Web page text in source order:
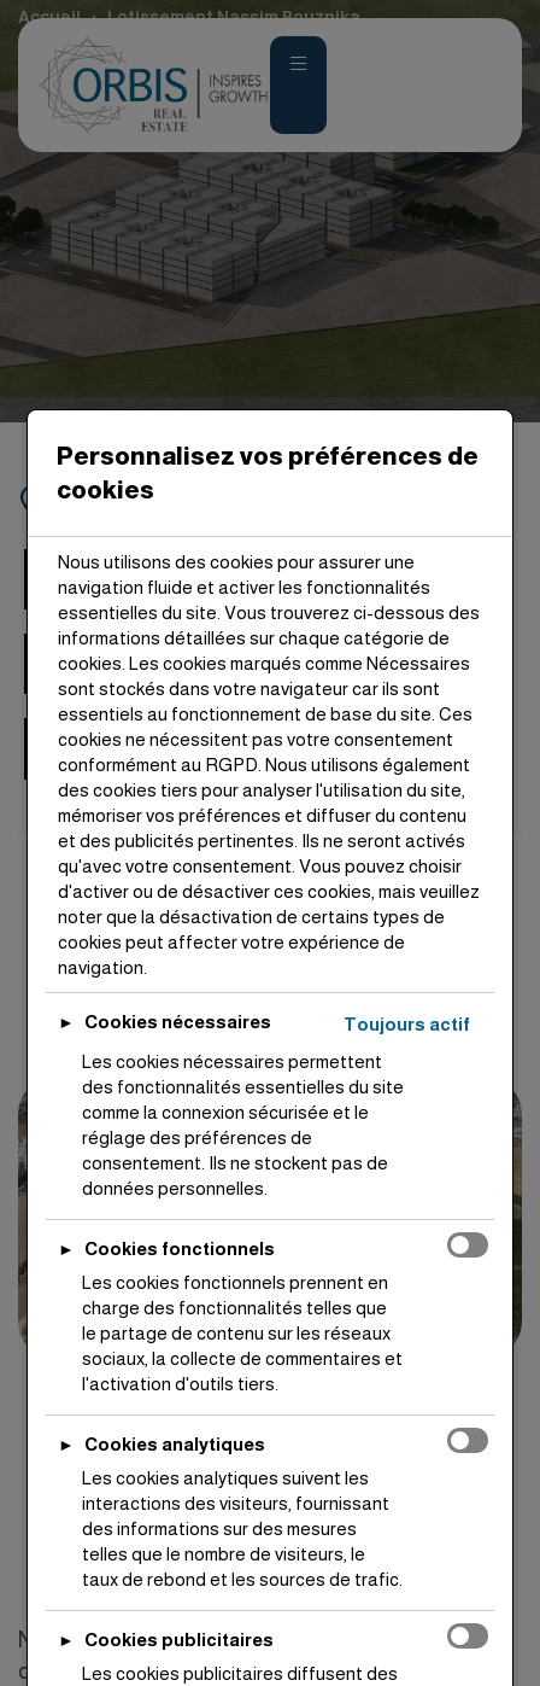
Accueil Lotissement Nassim Bouznika
Bouznika
Lotissement
Nassim
Bouznika
Statut
Nassim Bouznika, un lotissement résidentiel situé
dans un quartier en plein essor, offrant une
Personnalisez vos préférences de
cookies
Nous utilisons des cookies pour assurer une
navigation fluide et activer les fonctionnalités
essentielles du site. Vous trouverez ci-dessous des
informations détaillées sur chaque catégorie de
cookies. Les cookies marqués comme Nécessaires
sont stockés dans votre navigateur car ils sont
essentiels au fonctionnement de base du site. Ces
cookies ne nécessitent pas votre consentement
conformément au RGPD. Nous utilisons également
des cookies tiers pour analyser l'utilisation du site,
mémoriser vos préférences et diffuser du contenu
et des publicités pertinentes. Ils ne seront activés
qu'avec votre consentement. Vous pouvez choisir
d'activer ou de désactiver ces cookies, mais veuillez
noter que la désactivation de certains types de
cookies peut affecter votre expérience de
navigation.
► Cookies nécessaires
Toujours actif
Les cookies nécessaires permettent
des fonctionnalités essentielles du site
comme la connexion sécurisée et le
réglage des préférences de
consentement. Ils ne stockent pas de
données personnelles.
►
Cookies fonctionnels
Les cookies fonctionnels prennent en
charge des fonctionnalités telles que
le partage de contenu sur les réseaux
sociaux, la collecte de commentaires et
l'activation d'outils tiers.
►
Cookies analytiques
Les cookies analytiques suivent les
interactions des visiteurs, fournissant
des informations sur des mesures
telles que le nombre de visiteurs, le
taux de rebond et les sources de trafic.
►
Cookies publicitaires
Les cookies publicitaires diffusent des